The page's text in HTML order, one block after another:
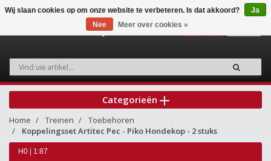
Categorieën
Home Treinen
Toebehoren
Koppelingsset Artitec Pec - Piko Hondekop - 2 stuks
H0 | 1:87
Wij slaan cookies op om onze website te verbeteren. Is dat akkoord?
Ja
Nee
Meer over cookies »